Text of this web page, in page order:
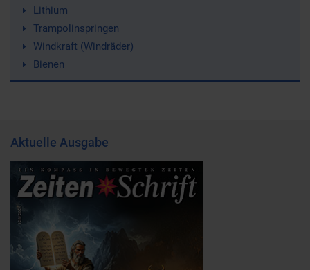
Lithium
Trampolinspringen
Windkraft (Windräder)
Bienen
Aktuelle Ausgabe